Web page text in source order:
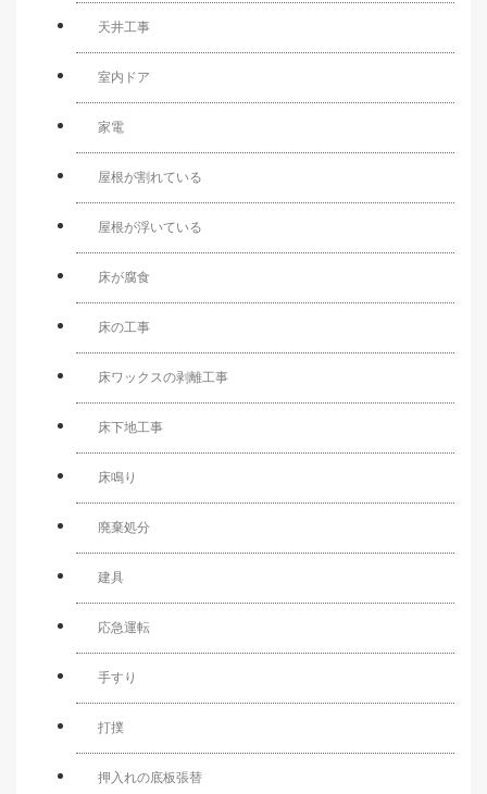
天井工事
室内ドア
家電
屋根が割れている
屋根が浮いている
床が腐食
床の工事
床ワックスの剥離工事
床下地工事
床鳴り
廃棄処分
建具
応急運転
手すり
打撲
押入れの底板張替